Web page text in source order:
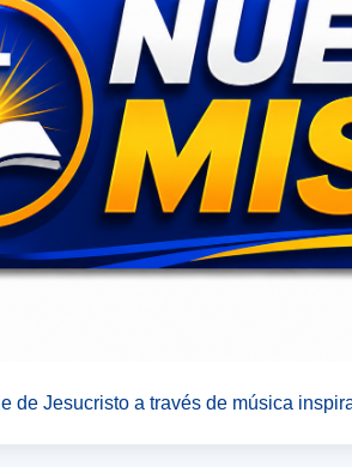
de Jesucristo a través de música